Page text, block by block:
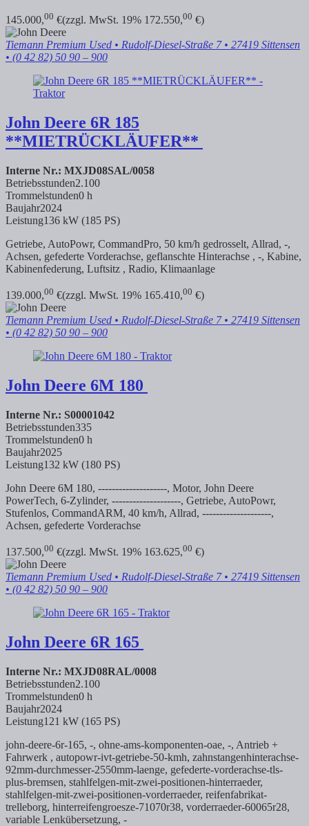
145.000,00 €(zzgl. MwSt. 19% 172.550,00 €)
Tiemann Premium Used • Rudolf-Diesel-Straße 7 • 27419 Sittensen
• (0 42 82) 50 90 – 900
John Deere 6R 185
**MIETRÜCKLÄUFER**
Interne Nr.: MXJD08SAL/0058
Betriebsstunden2.100
Trommelstunden0 h
Baujahr2024
Leistung136 kW (185 PS)
Getriebe, AutoPowr, CommandPro, 50 km/h gedrosselt, Allrad, -,
Achsen, gefederte Vorderachse, geflanschte Hinterachse , -, Kabine,
Kabinenfederung, Luftsitz , Radio, Klimaanlage
139.000,00 €(zzgl. MwSt. 19% 165.410,00 €)
Tiemann Premium Used • Rudolf-Diesel-Straße 7 • 27419 Sittensen
• (0 42 82) 50 90 – 900
John Deere 6M 180
Interne Nr.: S00001042
Betriebsstunden335
Trommelstunden0 h
Baujahr2025
Leistung132 kW (180 PS)
John Deere 6M 180, --------------------, Motor, John Deere
PowerTech, 6-Zylinder, --------------------, Getriebe, AutoPowr,
Stufenlos, CommandARM, 40 km/h, Allrad, --------------------,
Achsen, gefederte Vorderachse
137.500,00 €(zzgl. MwSt. 19% 163.625,00 €)
Tiemann Premium Used • Rudolf-Diesel-Straße 7 • 27419 Sittensen
• (0 42 82) 50 90 – 900
John Deere 6R 165
Interne Nr.: MXJD08RAL/0008
Betriebsstunden2.100
Trommelstunden0 h
Baujahr2024
Leistung121 kW (165 PS)
john-deere-6r-165, -, ohne-ams-komponenten-oae, -, Antrieb +
Fahrwerk , autopowr-ivt-getriebe-50-kmh, zahnstangenhinterachse-
92mm-durchmesser-2550mm-laenge, gefederte-vorderachse-tls-
plus-bremsen, stahlfelgen-mit-zwei-positionen-hinterraeder,
stahlfelgen-mit-zwei-positionen-vorderraeder, reifenfabrikat-
trelleborg, hinterreifengroesze-71070r38, vorderraeder-60065r28,
variable Lenkübersetzung, -